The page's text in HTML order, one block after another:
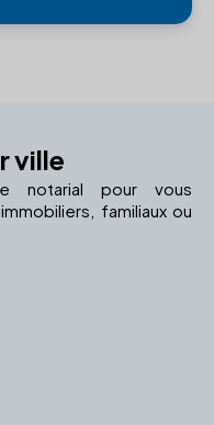
ville
notarial pour vous
familiaux ou